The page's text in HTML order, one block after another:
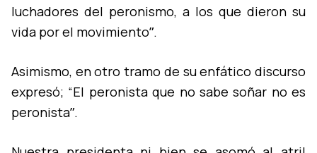
luchadores del peronismo, a los que dieron su
vida por el movimientoˮ.
Asimismo, en otro tramo de su enfático discurso
expresó; “El peronista que no sabe soñar no es
peronistaˮ.